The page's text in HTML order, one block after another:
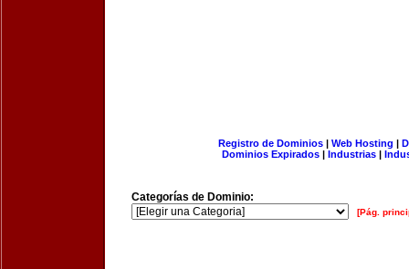
Registro de Dominios| Web Hosting |
Dominios Expirados | Industrias |
Categorías de Dominio:
[Pág.